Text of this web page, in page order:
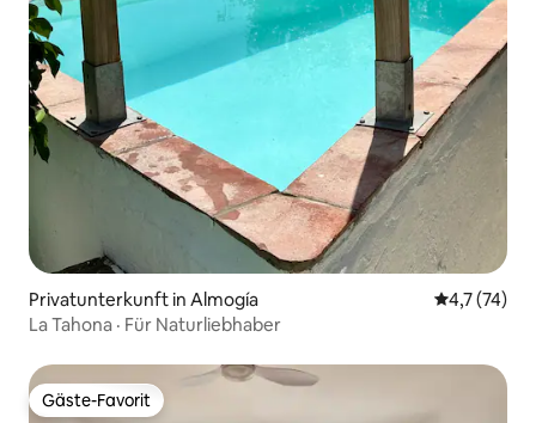
Privatunterkunft in Almogía
4,7 (74)
La Tahona · Für Naturliebhaber
Gäste-Favorit
Gäste-Favorit